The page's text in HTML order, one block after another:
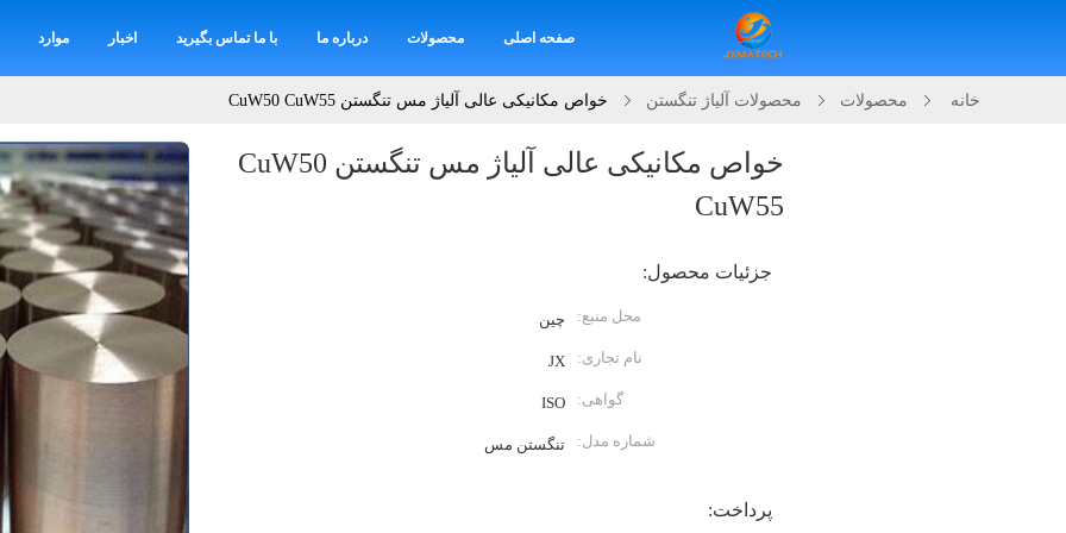
صفحه اصلی محصولات درباره ما با ما تماس بگیرید اخبار موارد
خانه محصولات محصولات آلیاژ تنگستن خواص مکانیکی عالی آلیاژ مس تنگستن CuW50 CuW55
خواص مکانیکی عالی آلیاژ مس تنگستن CuW50
CuW55
جزئیات محصول:
محل منبع: چین
نام تجاری: JX
گواهی: ISO
شماره مدل: تنگستن مس
پرداخت: